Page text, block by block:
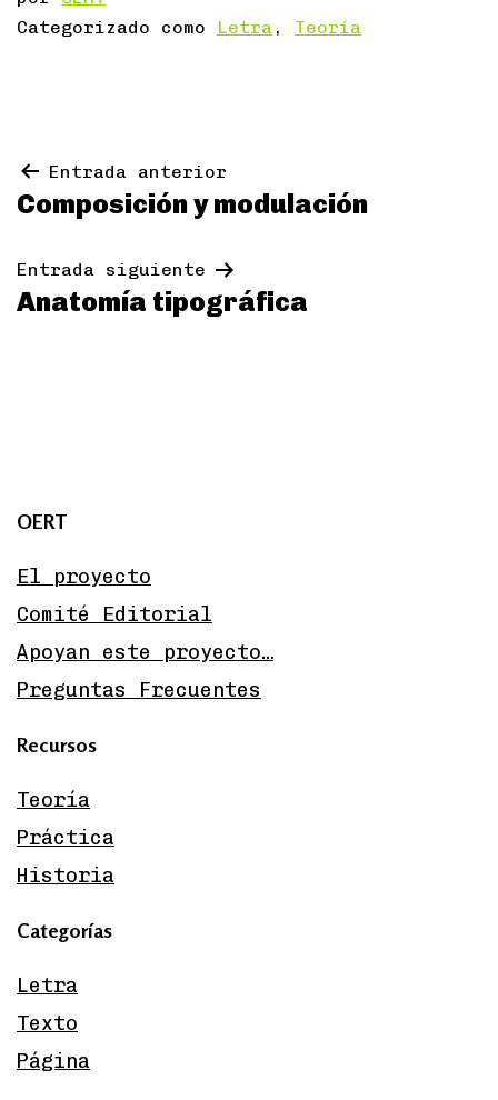
Categorizado como
Letra , Teoría
Navegación
entradas
Entrada anterior
Composición y modulación
Entrada siguiente
Anatomía tipográfica
OERT
El proyecto
Comité Editorial
Apoyan este proyecto…
Preguntas Frecuentes
Recursos
Teoría
Práctica
Historia
Categorías
Letra
Texto
Página